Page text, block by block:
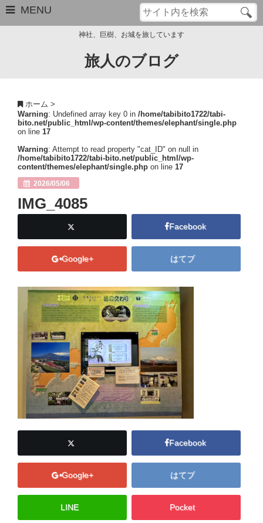
MENU
サイトマップ
Close
神社、巨樹、お城を旅しています
旅人のブログ
ホーム >
Warning: Undefined array key 0 in /home/tabibito1722/tabi-
bito.net/public_html/wp-content/themes/elephant/single.php
on line 17
Warning: Attempt to read property "cat_ID" on null in
/home/tabibito1722/tabi-bito.net/public_html/wp-
content/themes/elephant/single.php on line 17
2026/05/06
IMG_4085
Facebook
Google+ はてブ
Facebook
Google+ はてブ
LINE Pocket